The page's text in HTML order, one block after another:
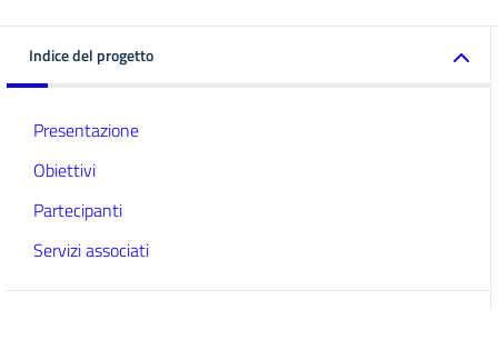
Indice del progetto
Presentazione
Obiettivi
Partecipanti
Servizi associati